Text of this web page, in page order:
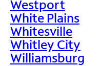
Westport
White Plains
Whitesville
Whitley City
Williamsburg